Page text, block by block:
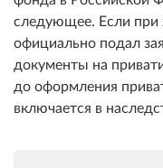
следующее. Если при
официально подал
документы на
до оформления
включается в